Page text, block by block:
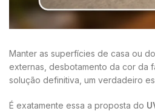
Manter as superfícies de casa ou
externas, desbotamento da cor da
solução definitiva, um verdadeiro
É exatamente essa a proposta do